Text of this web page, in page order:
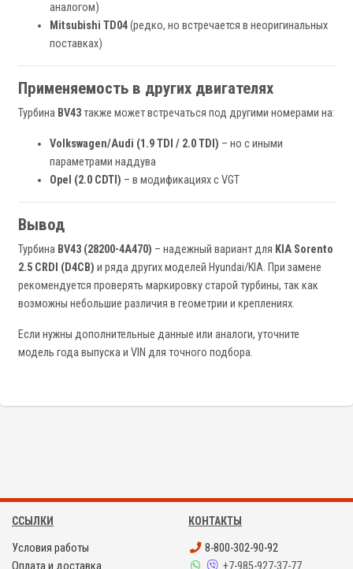
аналогом)
Mitsubishi TD04(редко, но встречается в неоригинальных
поставках)
Применяемость в других двигателях
Турбина BV43также может встречаться под другими номерами на:
Volkswagen/Audi (1.9 TDI / 2.0 TDI) – но с иными
параметрами наддува
Opel (2.0 CDTI) – в модификациях с VGT
Вывод
Турбина BV43 (28200-4A470) – надежный вариант для KIA Sorento
2.5 CRDI (D4CB) и ряда других моделей Hyundai/KIA. При замене
рекомендуется проверять маркировку старой турбины, так как
возможны небольшие различия в геометрии и креплениях.
Если нужны дополнительные данные или аналоги, уточните
модель года выпуска и VIN для точного подбора.
ССЫЛКИ
Условия работы
Оплата и доставка
КОНТАКТЫ
8-800-302-90-92
+7-985-927-37-77